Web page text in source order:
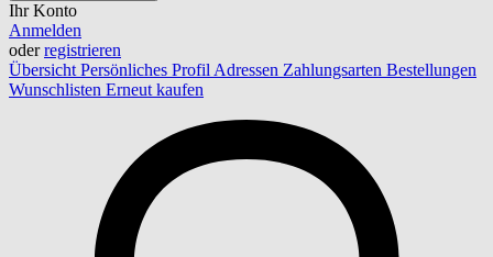
Ihr Konto
Anmelden
oderregistrieren
Übersicht Persönliches Profil Adressen Zahlungsarten Bestellungen
Wunschlisten Erneut kaufen